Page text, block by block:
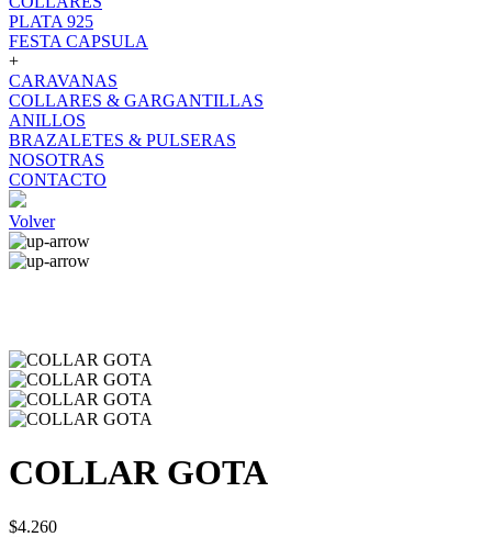
PLATA 925
FESTA CAPSULA
+
CARAVANAS
COLLARES & GARGANTILLAS
ANILLOS
BRAZALETES & PULSERAS
NOSOTRAS
CONTACTO
Volver
COLLAR GOTA
$4.260